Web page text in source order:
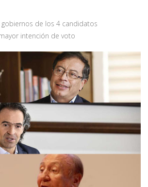
gobiernos de los 4 candidatos
intención de voto